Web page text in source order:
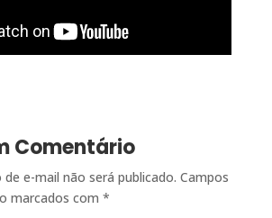
Comentário
de e-mail não será publicado. Campos
marcados com *